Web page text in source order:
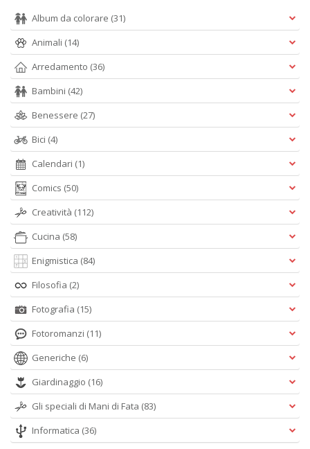
Album da colorare (31)
Animali (14)
Arredamento (36)
Bambini (42)
Benessere (27)
Bici (4)
Calendari (1)
Comics (50)
Creatività (112)
Cucina (58)
Enigmistica (84)
Filosofia (2)
Fotografia (15)
Fotoromanzi (11)
Generiche (6)
Giardinaggio (16)
Gli speciali di Mani di Fata (83)
Informatica (36)